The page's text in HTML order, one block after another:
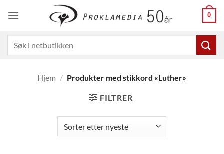
0
etter:
Hjem / Produkter med stikkord «Luther»
FILTRER